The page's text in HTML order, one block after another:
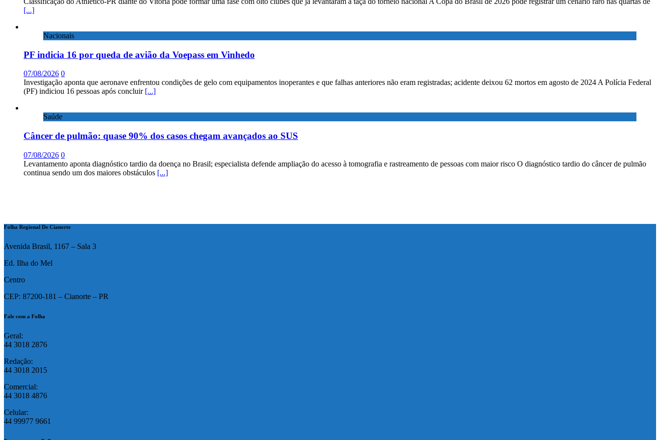
[...]
Nacionais
PF indicia 16 por queda de avião da Voepass em Vinhedo
07/08/2026 0
Investigação aponta que aeronave enfrentou condições de gelo com equipamentos inoperantes e que falhas anteriores não eram registradas; acidente deixou 62 mortos em agosto de 2024 A Polícia Federal
(PF) indiciou 16 pessoas após concluir [...]
Saúde
Câncer de pulmão: quase 90% dos casos chegam avançados ao SUS
07/08/2026 0
Levantamento aponta diagnóstico tardio da doença no Brasil; especialista defende ampliação do acesso à tomografia e rastreamento de pessoas com maior risco O diagnóstico tardio do câncer de pulmão
continua sendo um dos maiores obstáculos [...]
Folha Regional De Cianorte
Avenida Brasil, 1167 – Sala 3
Ed. Ilha do Mel
Centro
CEP: 87200-181 – Cianorte – PR
Fale com a Folha
Geral:
44 3018 2876
Redação:
44 3018 2015
Comercial:
44 3018 4876
Celular:
44 99977 9661